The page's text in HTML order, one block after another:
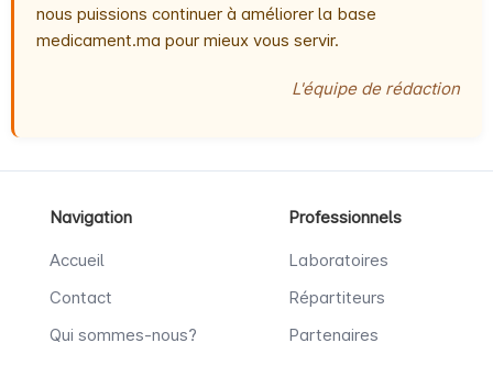
nous puissions continuer à améliorer la base
medicament.ma pour mieux vous servir.
L'équipe de rédaction
Navigation
Accueil
Contact
Qui sommes-nous?
Professionnels
Laboratoires
Répartiteurs
Partenaires